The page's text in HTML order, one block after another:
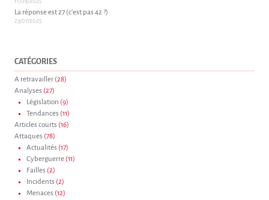
11/09/2025
La réponse est 27 (c’est pas 42 ?)
23/07/2025
CATÉGORIES
A retravailler (28)
Analyses (27)
Législation (9)
Tendances (11)
Articles courts (16)
Attaques (78)
Actualités (17)
Cyberguerre (11)
Failles (2)
Incidents (2)
Menaces (12)